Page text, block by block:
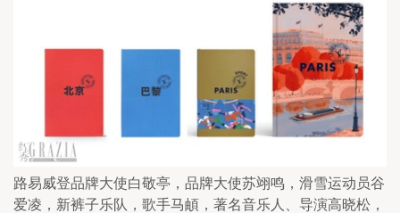
路易威登品牌大使白敬亭，品牌大使苏翊鸣，滑雪运动员谷
爱凌，新裤子乐队，歌手马頔，著名音乐人、导演高晓松，